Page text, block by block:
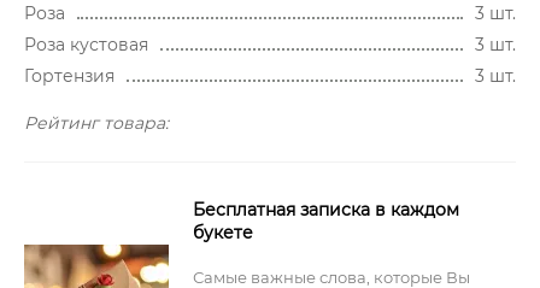
Роза
3 шт.
Роза кустовая
3 шт.
Гортензия
3 шт.
Рейтинг товара:
Бесплатная записка в каждом
букете
Самые важные слова, которые Вы